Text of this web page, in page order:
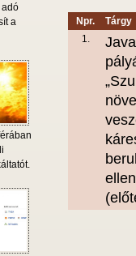
adó
a
Npr.
Tárgy
1.